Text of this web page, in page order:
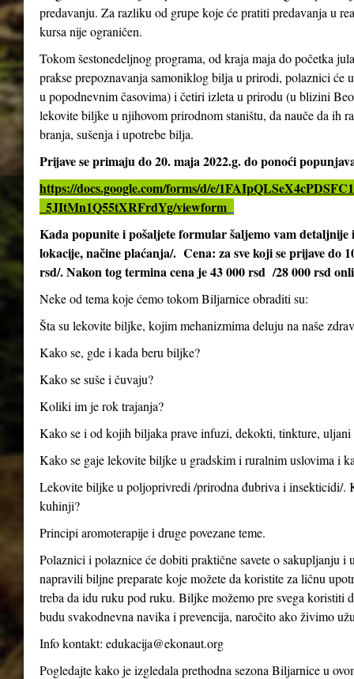
predavanju. Za razliku od grupe koje će pratiti predavanja u
kursa nije ograničen.
Tokom šestonedeljnog programa, od kraja maja do početka
prakse prepoznavanja samoniklog bilja u prirodi, polaznici će
u popodnevnim časovima) i četiri izleta u prirodu (u blizini
lekovite biljke u njihovom prirodnom staništu, da nauče da ih
branja, sušenja i upotrebe bilja.
Prijave se primaju do 20. maja 2022.g. do ponoći
https://docs.google.com/forms/d/e/
_5JItMn1Q55tXRFrdYg/viewform
Kada popunite i pošaljete formular šaljemo vam
lokacije, načine plaćanja/. Cena: za sve koji se prijave do
rsd/. Nakon tog termina cena je 43 000 rsd /28 000 rsd
Neke od tema koje ćemo tokom Biljarnice obraditi su:
Šta su lekovite biljke, kojim mehanizmima deluju na naše
Kako se, gde i kada beru biljke?
Kako se suše i čuvaju?
Koliki im je rok trajanja?
Kako se i od kojih biljaka prave infuzi, dekokti, tinkture, uljani
Kako se gaje lekovite biljke u gradskim i ruralnim uslovima i
Lekovite biljke u poljoprivredi /prirodna đubriva i insekticidi/.
kuhinji?
Principi aromoterapije i druge povezane teme.
Polaznici i polaznice će dobiti praktične savete o sakupljanju
napravili biljne preparate koje možete da koristite za ličnu
treba da idu ruku pod ruku. Biljke možemo pre svega koristiti
budu svakodnevna navika i prevencija, naročito ako živimo
Info kontakt: edukacija@ekonaut.org
Pogledajte kako je izgledala prethodna sezona Biljarnice u